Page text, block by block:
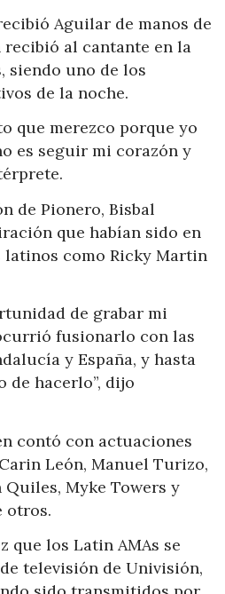
Aguilar de manos de
recibió al cantante en la
siendo uno de los
de la noche.
que merezco porque yo
es seguir mi corazón y
de Pionero, Bisbal
que habían sido en
como Ricky Martin
de grabar mi
fusionarlo con las
y España, y hasta
de hacerlo”, dijo
contó con actuaciones
León, Manuel Turizo,
Myke Towers y
otros.
que los Latin AMAs se
televisión de Univisión,